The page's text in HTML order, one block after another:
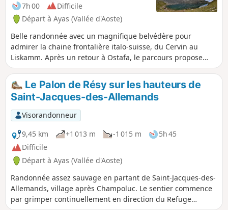
7h 00
Difficile
Départ à Ayas (Vallée d'Aoste)
Belle randonnée avec un magnifique belvédère pour
admirer la chaine frontalière italo-suisse, du Cervin au
Liskamm. Après un retour à Ostafa, le parcours propose
une boucle en direction des Lacs Pinter et du Col éponyme
au pied de la Tête Grise.
Le Palon de Résy sur les hauteurs de
Saint-Jacques-des-Allemands
Visorandonneur
9,45 km
+1 013 m -1 015 m
5h 45
Difficile
Départ à Ayas (Vallée d'Aoste)
Randonnée assez sauvage en partant de Saint-Jacques-des-
Allemands, village après Champoluc. Le sentier commence
par grimper continuellement en direction du Refuge